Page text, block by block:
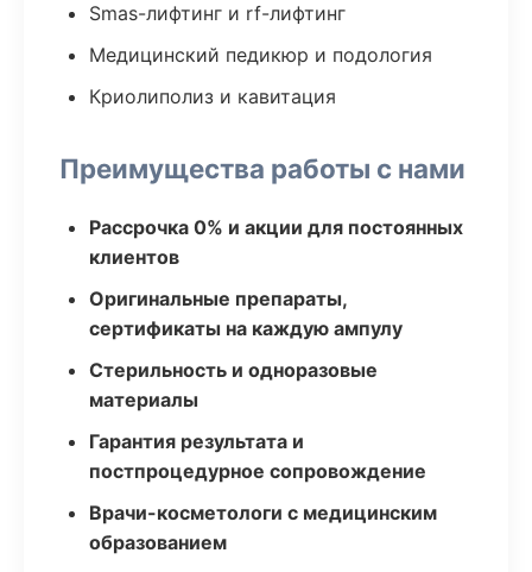
Smas-лифтинг и rf-лифтинг
Медицинский педикюр и подология
Криолиполиз и кавитация
Преимущества работы с нами
Рассрочка 0% и акции для постоянных
клиентов
Оригинальные препараты,
сертификаты на каждую ампулу
Стерильность и одноразовые
материалы
Гарантия результата и
постпроцедурное сопровождение
Врачи-косметологи с медицинским
образованием